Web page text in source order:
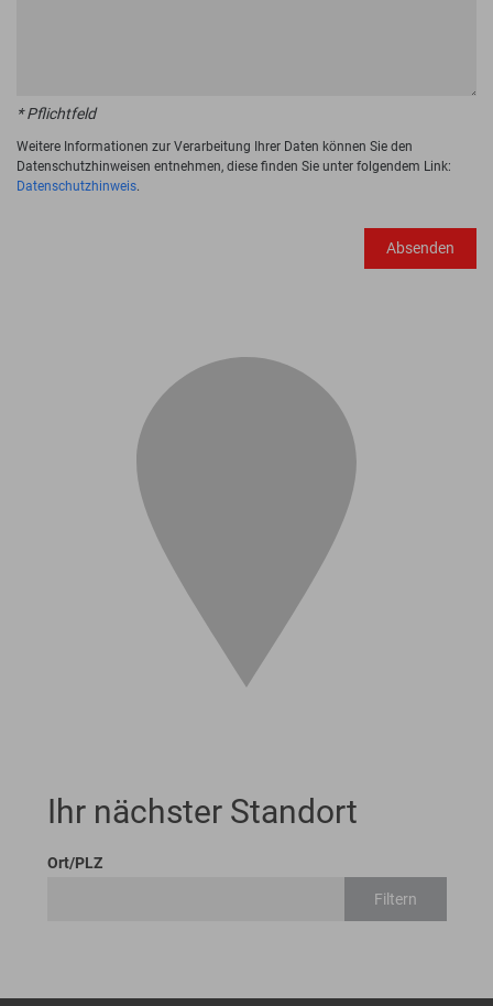
* Pflichtfeld
Weitere Informationen zur Verarbeitung Ihrer Daten können Sie den
Datenschutzhinweisen entnehmen, diese finden Sie unter folgendem Link:
Datenschutzhinweis.
Absenden
Ihr nächster Standort
Ort/PLZ
Filtern